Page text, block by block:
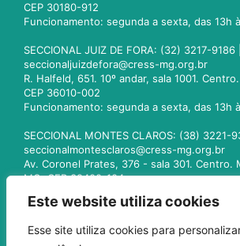
Este website utiliza cookies
Esse site utiliza cookies para
CEP 30180-912
Funcionamento: segunda a sexta, das 13h
SECCIONAL JUIZ DE FORA: (32) 3217-9186 |
seccionaljuizdefora@cress-mg.org.br
R. Halfeld, 651. 10º andar, sala 1001.
CEP 36010-002
Funcionamento: segunda a sexta, das 13h
SECCIONAL MONTES CLAROS: (38) 3221-
seccionalmontesclaros@cress-mg.org.br
Av. Coronel Prates, 376 - sala 301. Centro.
MG. CEP 39400-104
seccionaluberlandia@cress-mg.org.br